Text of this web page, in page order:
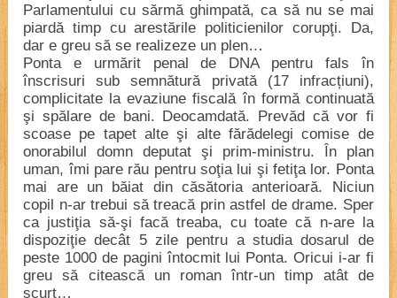
Parlamentului cu sărmă ghimpată, ca să nu se mai
piardă timp cu arestările politicienilor corupţi. Da,
dar e greu să se realizeze un plen…
Ponta e urmărit penal de DNA pentru fals în
înscrisuri sub semnătură privată (17 infracțiuni),
complicitate la evaziune fiscală în formă continuată
şi spălare de bani. Deocamdată. Prevăd că vor fi
scoase pe tapet alte şi alte fărădelegi comise de
onorabilul domn deputat şi prim-ministru. În plan
uman, îmi pare rău pentru soţia lui şi fetiţa lor. Ponta
mai are un băiat din căsătoria anterioară. Niciun
copil n-ar trebui să treacă prin astfel de drame. Sper
ca justiţia să-şi facă treaba, cu toate că n-are la
dispoziţie decât 5 zile pentru a studia dosarul de
peste 1000 de pagini întocmit lui Ponta. Oricui i-ar fi
greu să citească un roman într-un timp atât de
scurt…